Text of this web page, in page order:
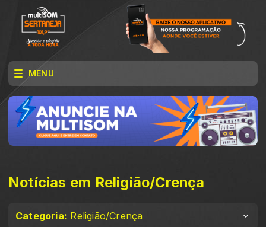
MENU
Notícias em Religião/Crença
Categoria: Religião/Crença